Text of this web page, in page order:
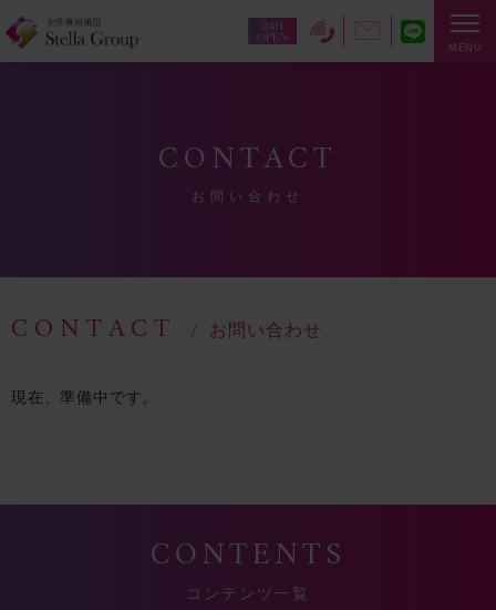
MENU
CONTACT
お問い合わせ
CONTACT お問い合わせ
現在、準備中です。
CONTENTS
コンテンツ一覧